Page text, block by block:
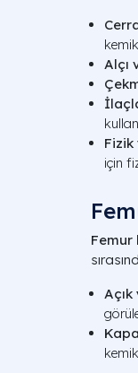
Alçı
için
Femur